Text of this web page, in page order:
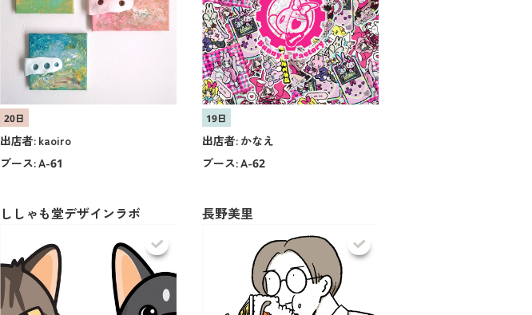
20日
出店者: kaoiro
ブース:A-61
19日
出店者: かなえ
ブース:A-62
ししゃも堂デザインラボ 長野美里